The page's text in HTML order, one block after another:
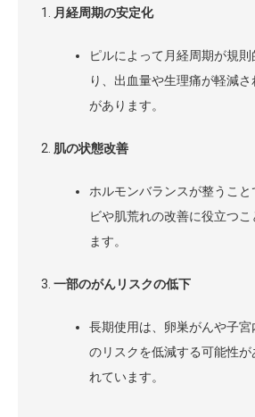
月経周期の安定化
ピルによって月経周期が規則
り、出血量や生理痛が軽減さ
があります。
肌の状態改善
ホルモンバランスが整うこと
ビや肌荒れの改善に役立つこ
ます。
一部のがんリスクの低下
長期使用は、卵巣がんや子宮
のリスクを低減する可能性が
れています。